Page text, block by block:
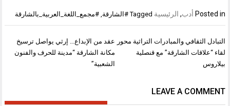
Posted in أدب, الرئيسية Tagged #الشارقة,#مجمع_اللغة_العربية_بالشارقة
تصفّح
المقالات
عقد من الإبداع… إرثي يواصل ترسيخ
مكانة الشارقة “مدينة للحرف والفنون
الشعبية”
التبادل الثقافي والمبادرات التراثية محور
لقاء “علاقات الشارقة” مع قنصلية
بيلاروس
LEAVE A COMMENT